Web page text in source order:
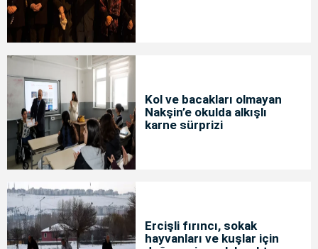
Kol ve bacakları olmayan
Nakşin’e okulda alkışlı
karne sürprizi
Ercişli fırıncı, sokak
hayvanları ve kuşlar için